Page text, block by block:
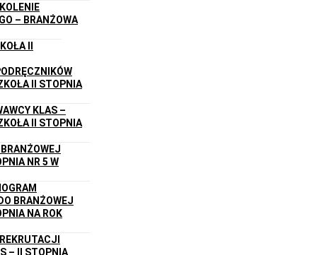
– BRANŻOWA
II
II STOPNIA
KLAS –
II STOPNIA
NR 5 W
BRANŻOWEJ
NA ROK
– II STOPNIA